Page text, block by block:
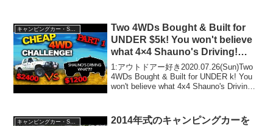
キャンピングカー・SUV人気車種
Two 4WDs Bought & Built for
UNDER $5k! You won't believe
what 4×4 Shauno's Driving!
EPISODE 1
1:アウトドアー好き2020.07.26(Sun)Two
4WDs Bought & Built for UNDER k! You
won't believe what 4x4 Shauno's Driving!
2014年式のキャンピングカーを